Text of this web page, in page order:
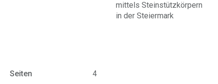
mittels Steinstützkörpern
in der Steiermark
Seiten
4